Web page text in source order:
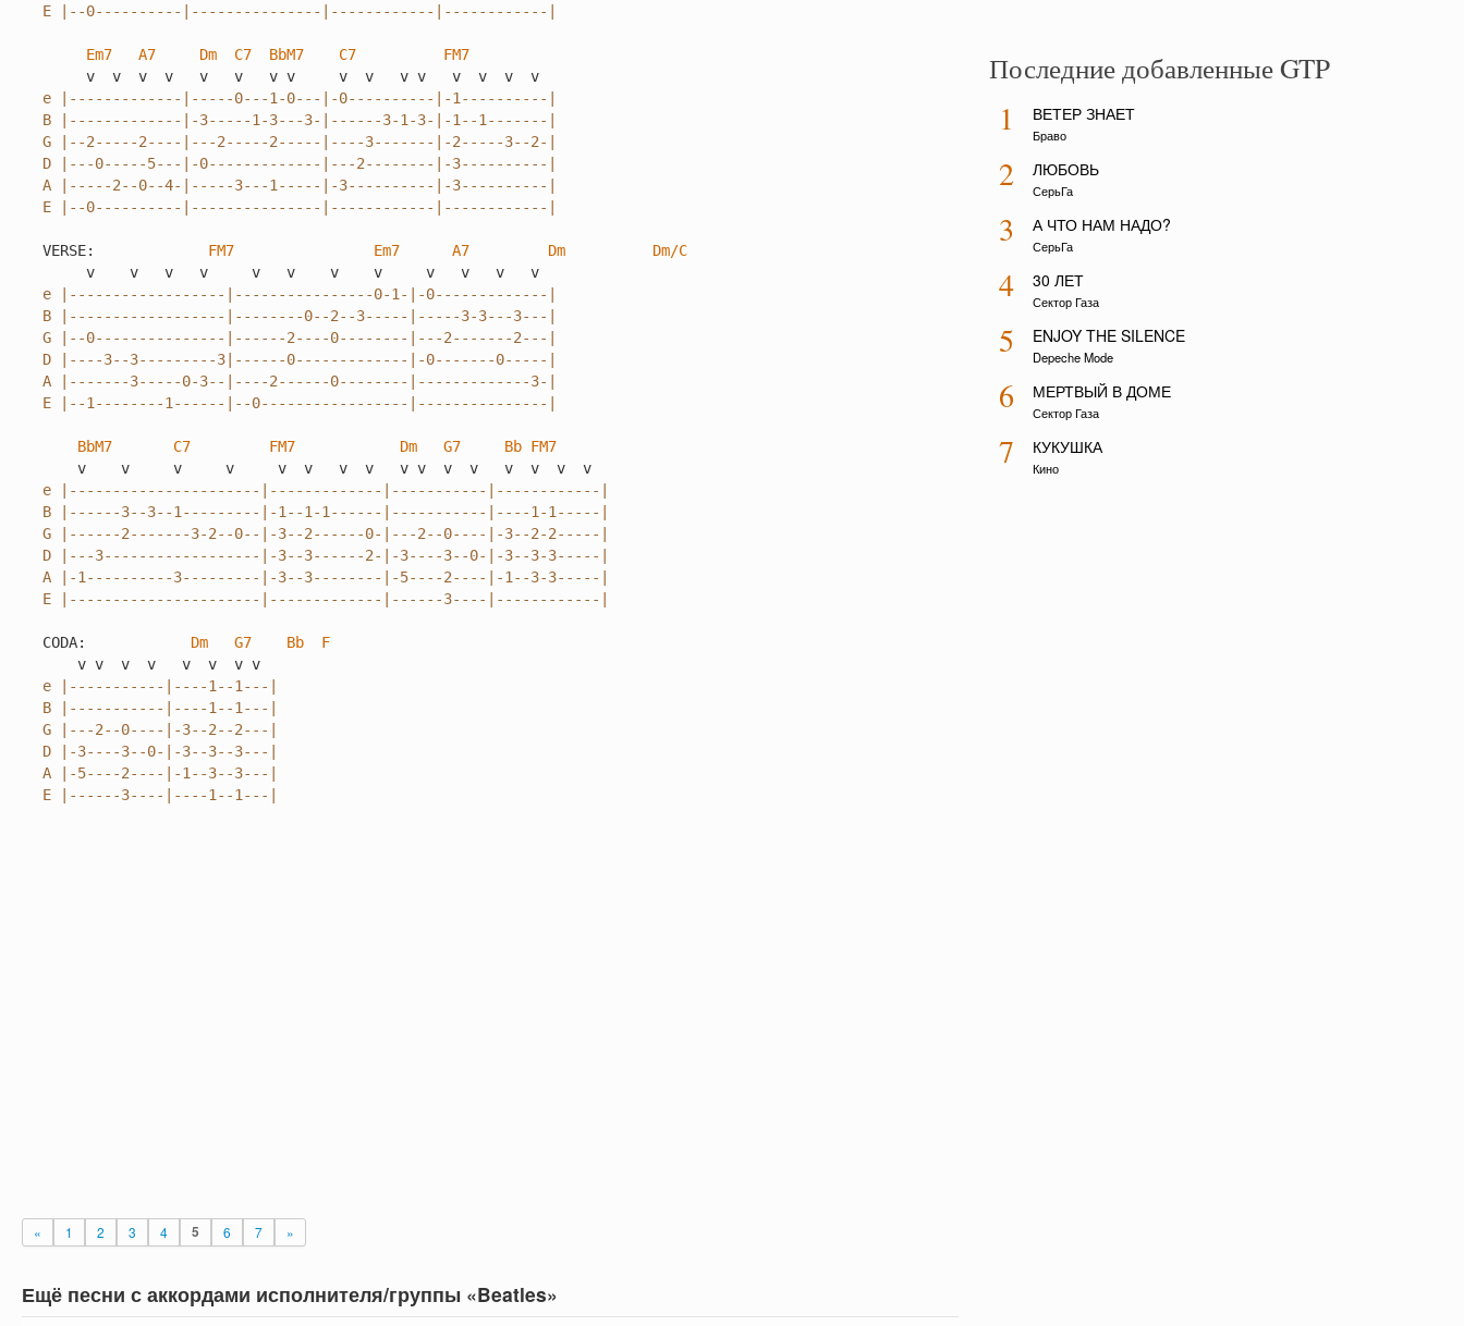
E |--0----------|---------------|------------|------------|
Em7 A7 Dm C7 BbM7 C7
FM7
e |-------------|-----0---1-0---|-0----------|-1----------|
B |-------------|-3-----1-3---3-|------3-1-3-|-1--1-------|
G |--2-----2----|---2-----2-----|----3-------|-2-----3--2-|
D |---0-----5---|-0-------------|---2--------|-3----------|
A |-----2--0--4-|-----3---1-----|-3----------|-3----------|
E |--0----------|---------------|------------|------------|
VERSE: FM7 Em7 A7 Dm
Dm/C
e |------------------|----------------0-1-|-0-------------|
B |------------------|--------0--2--3-----|-----3-3---3---|
G |--0---------------|------2----0--------|---2-------2---|
D |----3--3---------3|------0-------------|-0-------0-----|
A |-------3-----0-3--|----2------0--------|-------------3-|
E |--1--------1------|--0-----------------|---------------|
BbM7 C7 FM7 Dm G7 Bb FM7
e |----------------------|-------------|-----------|------------|
B |------3--3--1---------|-1--1-1------|-----------|----1-1-----|
G |------2-------3-2--0--|-3--2------0-|---2--0----|-3--2-2-----|
D |---3------------------|-3--3------2-|-3----3--0-|-3--3-3-----|
A |-1----------3---------|-3--3--------|-5----2----|-1--3-3-----|
E |----------------------|-------------|------3----|------------|
CODA: Dm G7 Bb
F
e |-----------|----1--1---|
B |-----------|----1--1---|
G |---2--0----|-3--2--2---|
D |-3----3--0-|-3--3--3---|
A |-5----2----|-1--3--3---|
E |------3----|----1--1---|
« 1 2 3 4 5 6 7 »
Ещё песни с аккордами исполнителя/группы «Beatles»
Последние добавленные GTP
1 ВЕТЕР ЗНАЕТ
Браво
2 ЛЮБОВЬ
СерьГа
3 А ЧТО НАМ НАДО?
СерьГа
4 30 ЛЕТ
Сектор Газа
5 ENJOY THE SILENCE
Depeche Mode
6 МЕРТВЫЙ В ДОМЕ
Сектор Газа
7 КУКУШКА
Кино